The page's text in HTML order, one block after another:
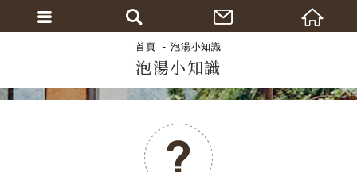
首頁 泡湯小知識
泡湯小知識